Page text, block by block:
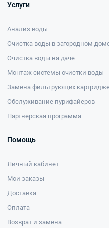
Услуги
Анализ воды
Очистка воды в загородном
Очистка воды на даче
Монтаж системы очистки воды
Замена фильтрующих
Обслуживание пурифайеров
Партнерская программа
Помощь
Личный кабинет
Мои заказы
Доставка
Оплата
Возврат и замена